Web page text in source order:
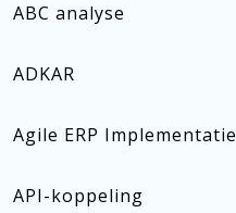
ABC analyse
ADKAR
Agile ERP Implementatie
API-koppeling